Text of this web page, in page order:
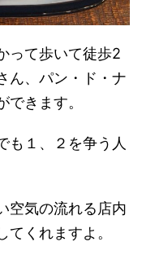
って歩いて徒歩2
ん、パン・ド・ナ
できます。
も１、２を争う人
空気の流れる店内
くれますよ。